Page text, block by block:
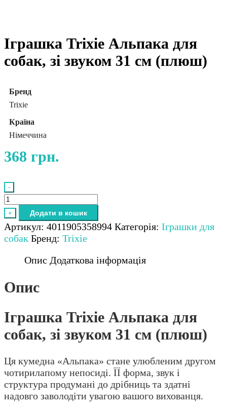
Іграшка Trixie Альпака для
собак, зі звуком 31 см (плюш)
Бренд
Trixie
Країна
Німеччина
368 грн.
-
Іграшка
Trixie
Альпака
для
собак,
см
кількість
+ Додати в кошик
Артикул: 4011905358994 Категорія: Іграшки для
собак Бренд: Trixie
Опис Додаткова інформація
Опис
Іграшка Trixie Альпака для
собак, зі звуком 31 см (плюш)
Ця кумедна «Альпака» стане улюбленим другом
чотирилапому непосиді. ЇЇ форма, звук і
структура продумані до дрібниць та здатні
надовго заволодіти увагою вашого вихованця.